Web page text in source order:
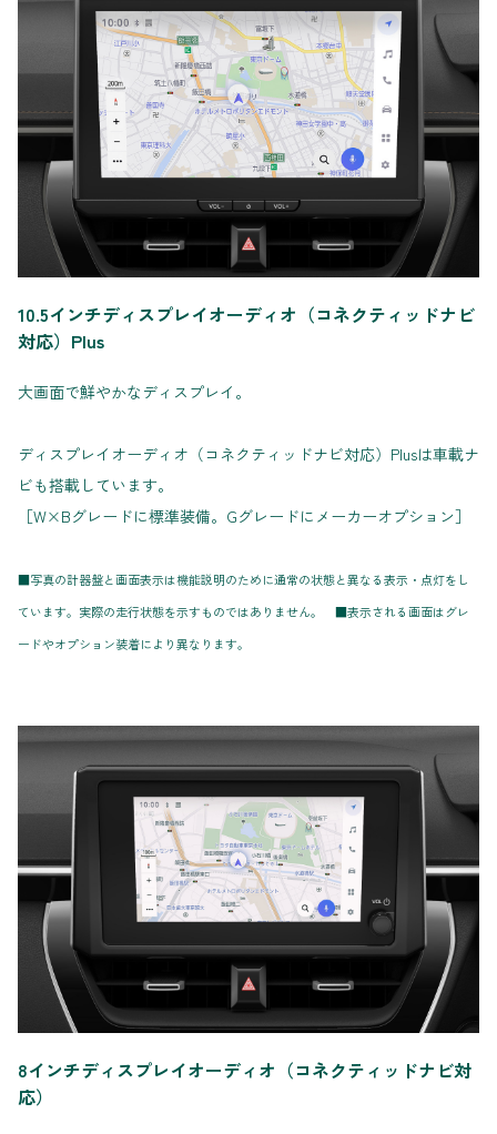
10.5インチディスプレイオーディオ（コネクティッドナビ
対応）Plus
大画面で鮮やかなディスプレイ。
ディスプレイオーディオ（コネクティッドナビ対応）Plusは車載ナ
ビも搭載しています。
［W×Bグレードに標準装備。Gグレードにメーカーオプション］
■写真の計器盤と画面表示は機能説明のために通常の状態と異なる表示・点灯をし
ています。実際の走行状態を示すものではありません。 ■表示される画面はグレ
ードやオプション装着により異なります。
8インチディスプレイオーディオ（コネクティッドナビ対
応）